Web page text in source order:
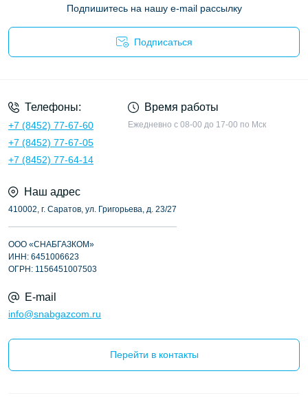
Подпишитесь на нашу e-mail рассылку
Подписаться
Телефоны:
+7 (8452) 77-67-60
+7 (8452) 77-67-05
+7 (8452) 77-64-14
Время работы
Ежедневно с 08-00 до 17-00 по Мск
Наш адрес
410002, г. Саратов, ул. Григорьева, д. 23/27
ООО «СНАБГАЗКОМ»
ИНН: 6451006623
ОГРН: 1156451007503
E-mail
info@snabgazcom.ru
Перейти в контакты